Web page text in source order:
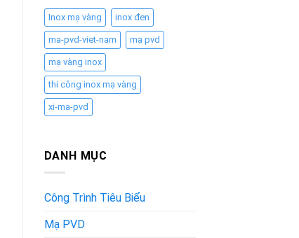
Inox mạ vàng inox đen
ma-pvd-viet-nam mạ pvd
mạ vàng inox
thi công inox mạ vàng
xi-ma-pvd
DANH MỤC
Công Trình Tiêu Biểu
Mạ PVD